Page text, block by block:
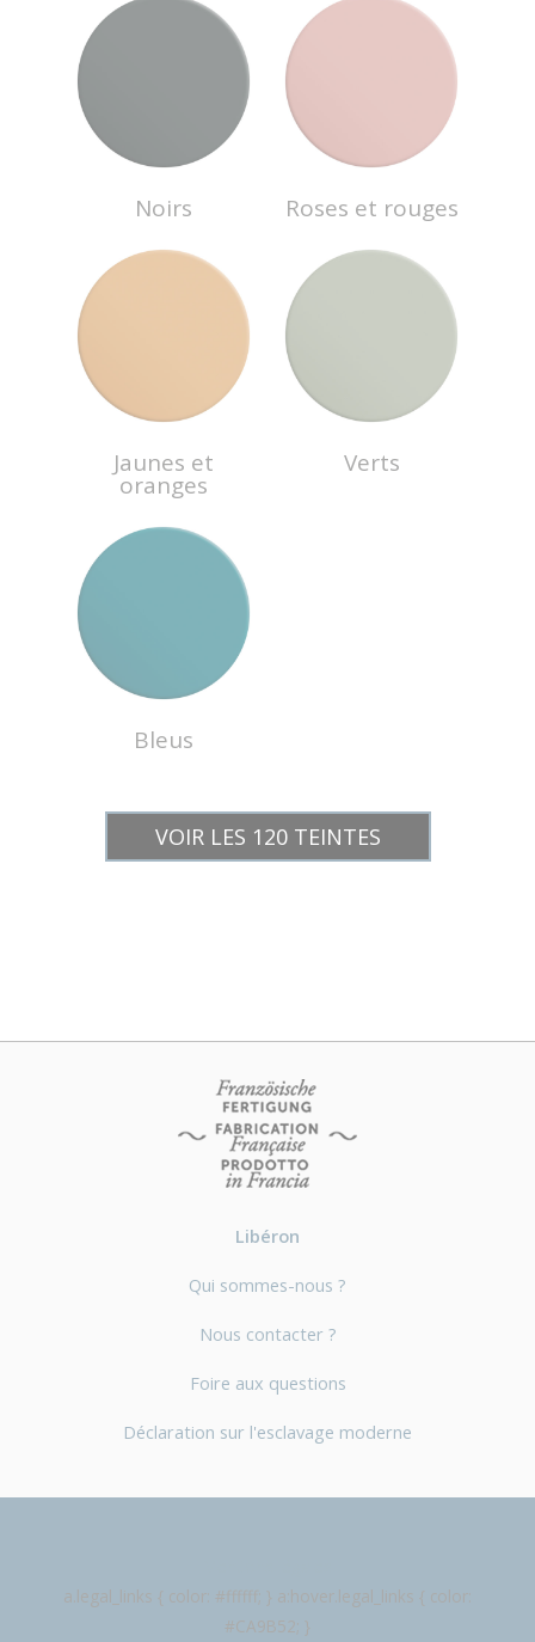
Noirs Roses et rouges
Jaunes et
oranges
Verts
Bleus
VOIR LES 120 TEINTES
Libéron
Qui sommes-nous ?
Nous contacter ?
Foire aux questions
Déclaration sur l'esclavage moderne
a.legal_links { color: #ffffff; } a:hover.legal_links { color:
#CA9B52; }